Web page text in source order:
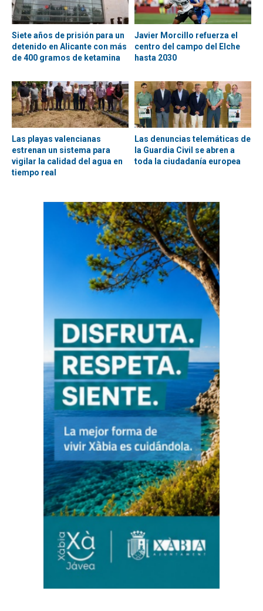
Siete años de prisión para un
detenido en Alicante con más
de 400 gramos de ketamina
Javier Morcillo refuerza el
centro del campo del Elche
hasta 2030
Las playas valencianas
estrenan un sistema para
vigilar la calidad del agua en
tiempo real
Las denuncias telemáticas de
la Guardia Civil se abren a
toda la ciudadanía europea